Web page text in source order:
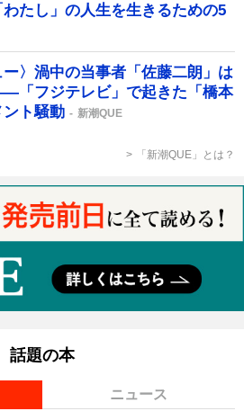
たし」の人生を生きるための5
ー〉渦中の当事者「佐藤二朗」は
「フジテレビ」で起きた「橋本
ト騒動
新潮QUE
「新潮QUE」とは？
話題の本
ニュース